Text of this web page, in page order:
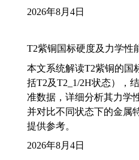
2026年8月4日
T2紫铜国标硬度及力学性
本文系统解读T2紫铜的国
括T2及T2_1/2H状态），
准数据，详细分析其力学
并对比不同状态下的金属
提供参考。
2026年8月4日